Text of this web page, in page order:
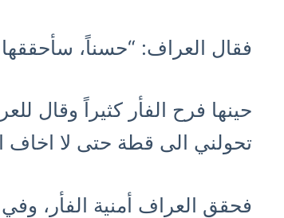
فقال العراف: “حسناً،
حينها فرح الفأر كثيراً وقال
تحولني الى قطة حتى لا اخاف
فحقق العراف أمنية الفأر،